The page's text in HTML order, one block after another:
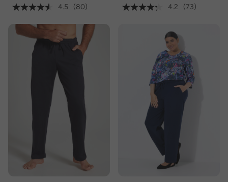
4.5
(80)
4.2
(73)